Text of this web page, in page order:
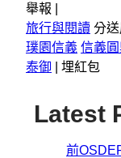
舉報 |
旅行與閱讀 分送
璞園信義 信義
泰御
埋紅包
Latest
前